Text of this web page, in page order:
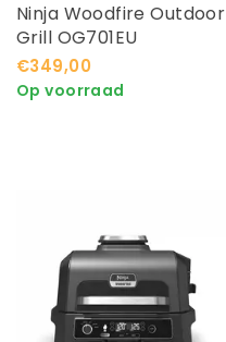
Ninja Woodfire Outdoor
Grill OG701EU
€349,00
Op voorraad